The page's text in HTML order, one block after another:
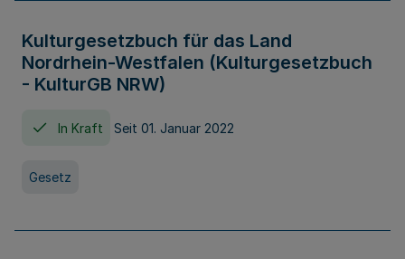
Kulturgesetzbuch für das Land
Nordrhein-Westfalen (Kulturgesetzbuch
- KulturGB NRW)
In Kraft Seit 01. Januar 2022
Gesetz